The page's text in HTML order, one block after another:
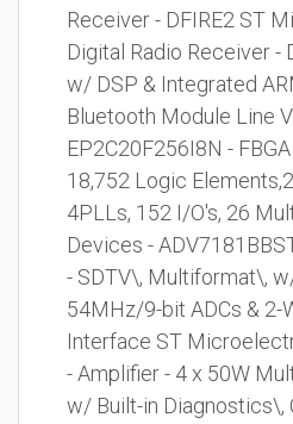
Receiver - DFIRE2 ST
Digital Radio Receiver -
w/ DSP & Integrated
Bluetooth Module Line
EP2C20F256I8N -
18,752 Logic
4PLLs, 152 I/O's, 26
Devices -
- SDTV\, Multiformat\,
54MHz/9-bit ADCs & 2-
Interface ST
- Amplifier - 4 x 50W
w/ Built-in Diagnostics\,